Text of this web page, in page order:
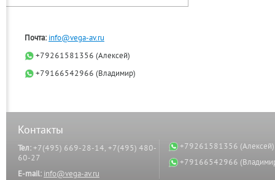
Почта: info@vega-av.ru
+79261581356 (Алексей)
+79166542966 (Владимир)
Контакты
Тел:+7(495) 669-28-14, +7(495) 480-
60-27
E-mail: info@vega-av.ru
+79261581356 (Алексей)
+79166542966